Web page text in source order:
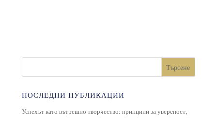
Търсене
ПОСЛЕДНИ ПУБЛИКАЦИИ
Успехът като вътрешно творчество: принципи за увереност,